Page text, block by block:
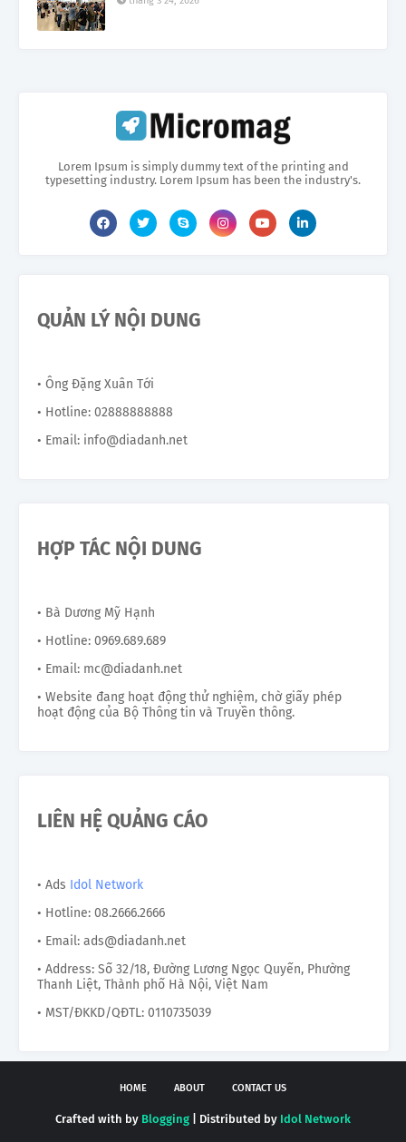
Lorem Ipsum is simply dummy text of the printing and
typesetting industry. Lorem Ipsum has been the industry's.
QUẢN LÝ NỘI DUNG
• Ông Đặng Xuân Tới
• Hotline: 02888888888
• Email: info@diadanh.net
HỢP TÁC NỘI DUNG
• Bà Dương Mỹ Hạnh
• Hotline: 0969.689.689
• Email: mc@diadanh.net
• Website đang hoạt động thử nghiệm, chờ giấy phép
hoạt động của Bộ Thông tin và Truyền thông.
LIÊN HỆ QUẢNG CÁO
• Ads Idol Network
• Hotline: 08.2666.2666
• Email: ads@diadanh.net
• Address: Số 32/18, Đường Lương Ngọc Quyến, Phường
Thanh Liệt, Thành phố Hà Nội, Việt Nam
• MST/ĐKKD/QĐTL: 0110735039
HOME ABOUT CONTACT US
Crafted with by Blogging | Distributed by Idol Network